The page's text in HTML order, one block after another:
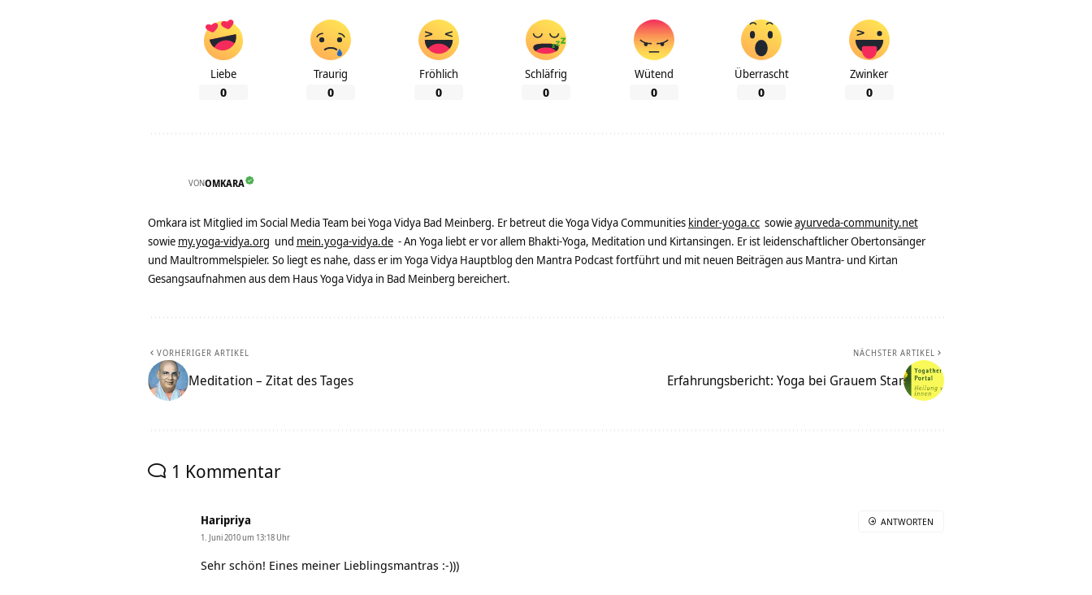
Liebe
0
Traurig
0
Fröhlich
0
Schläfrig
0
Wütend
0
Überrascht
0
Zwinker
0
VONOMKARA
Omkara ist Mitglied im Social Media Team bei Yoga Vidya Bad Meinberg. Er betreut die Yoga Vidya Communities kinder-yoga.cc sowieayurveda-community.net
sowie my.yoga-vidya.org und mein.yoga-vidya.de - An Yoga liebt er vor allem Bhakti-Yoga, Meditation und Kirtansingen. Er ist leidenschaftlicher Obertonsänger
und Maultrommelspieler. So liegt es nahe, dass er im Yoga Vidya Hauptblog den Mantra Podcast fortführt und mit neuen Beiträgen aus Mantra- und Kirtan
Gesangsaufnahmen aus dem Haus Yoga Vidya in Bad Meinberg bereichert.
VORHERIGER ARTIKEL
Meditation – Zitat des Tages
NÄCHSTER ARTIKEL
Erfahrungsbericht: Yoga bei Grauem Star
1 Kommentar
Haripriya
1. Juni 2010 um 13:18 Uhr
Sehr schön! Eines meiner Lieblingsmantras :-)))
ANTWORTEN